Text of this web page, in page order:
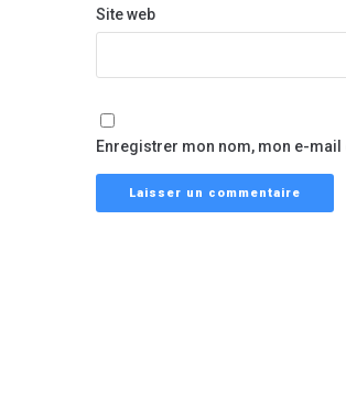
Site web
Enregistrer mon nom, mon e-